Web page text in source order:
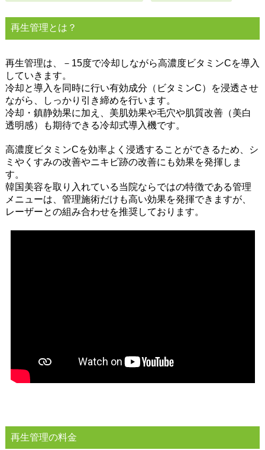
再生管理とは？
再生管理は、－15度で冷却しながら高濃度ビタミンCを導入
していきます。
冷却と導入を同時に行い有効成分（ビタミンC）を浸透させ
ながら、しっかり引き締めを行います。
冷却・鎮静効果に加え、美肌効果や毛穴や肌質改善（美白
透明感）も期待できる冷却式導入機です。
高濃度ビタミンCを効率よく浸透することができるため、シ
ミやくすみの改善やニキビ跡の改善にも効果を発揮しま
す。
韓国美容を取り入れている当院ならではの特徴である管理
メニューは、管理施術だけも高い効果を発揮できますが、
レーザーとの組み合わせを推奨しております。
再生管理の料金